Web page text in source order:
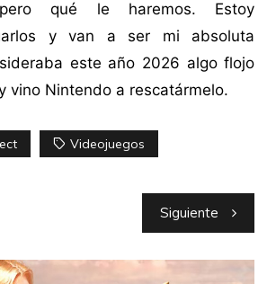
pero qué le haremos. Estoy
y van a ser mi absoluta
este año 2026 algo flojo
vino Nintendo a rescatármelo.
Videojuegos
Siguiente